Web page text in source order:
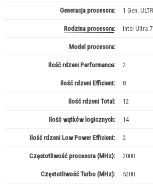
Generacja procesora: 1 Gen.
Rodzina procesora: Intel Ultra 7
Model procesora:
Ilość rdzeni Performance: 2
Ilość rdzeni Efficient: 8
Ilość rdzeni Total: 12
Ilość wątków logicznych: 14
Ilość rdzeni Low Power Efficient: 2
Częstotliwość procesora (MHz): 2000
Częstotliwość Turbo (MHz): 5200